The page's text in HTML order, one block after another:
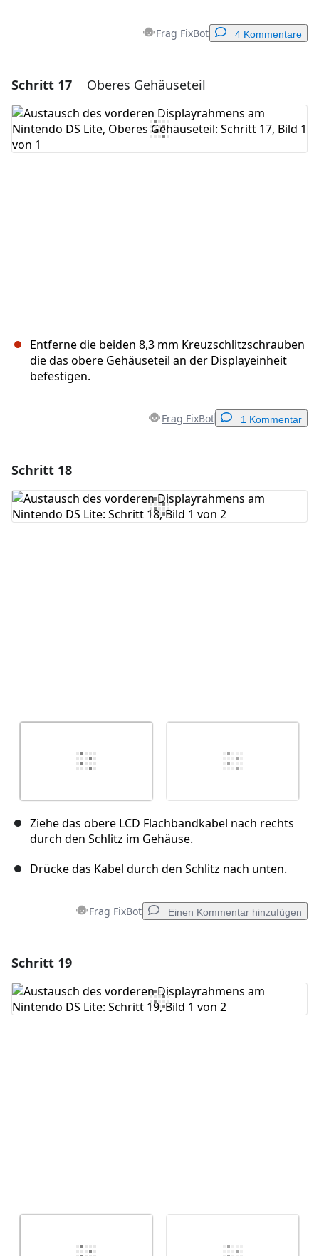
Frag FixBot 4 Kommentare
Einen Kommentar hinzufügen
Kommentar hinzufügen
Schritt 17 Oberes Gehäuseteil
Entferne die beiden 8,3 mm Kreuzschlitzschrauben
die das obere Gehäuseteil an der Displayeinheit
befestigen.
Frag FixBot 1 Kommentar
Kommentar hinzufügen
Schritt 18
Ziehe das obere LCD Flachbandkabel nach rechts
durch den Schlitz im Gehäuse.
Drücke das Kabel durch den Schlitz nach unten.
Frag FixBot Einen Kommentar hinzufügen
Kommentar hinzufügen
Schritt 19